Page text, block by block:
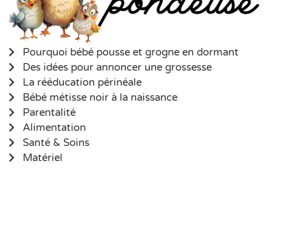
Pourquoi bébé pousse et grogne en dormant
Des idées pour annoncer une grossesse
La rééducation périnéale
Bébé métisse noir à la naissance
Parentalité
Alimentation
Santé & Soins
Matériel